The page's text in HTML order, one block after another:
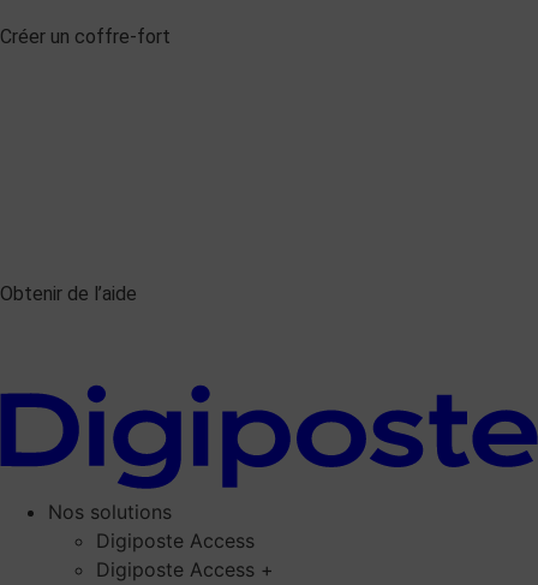
Créer un coffre-fort
Obtenir de l’aide
Nos solutions
Digiposte Access
Digiposte Access +